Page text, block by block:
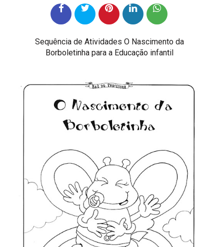
Sequência de Atividades O Nascimento da
Borboletinha para a Educação infantil